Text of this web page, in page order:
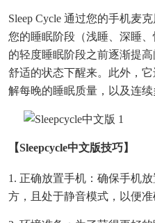
Sleep Cycle 通过您的手机麦
您的睡眠阶段（浅睡、深睡
的轻度睡眠阶段之前逐渐提
舒适的状态下醒来。此外，
解每晚的睡眠质量，以及连续
【sleepcycle中文版技巧】
1. 正确放置手机：确保手机
方，且处于静音模式，以便准